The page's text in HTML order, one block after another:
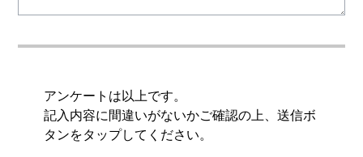
アンケートは以上です。
記入内容に間違いがないかご確認の上、送信ボ
タンをタップしてください。